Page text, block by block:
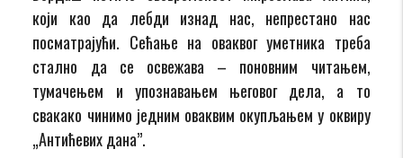
који као да лебди изнад нас, непрестано нас
посматрајући. Сећање на оваквог уметника треба
стално да се освежава – поновним читањем,
тумачењем и упознавањем његовог дела, а то
свакако чинимо једним оваквим окупљањем у оквиру
„Антићевих дана”.